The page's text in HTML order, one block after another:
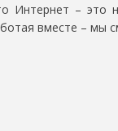
Интернет – это
вместе – мы